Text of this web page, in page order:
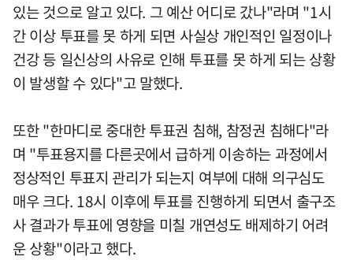
있는 것으로 알고 있다. 그 예산 어디로 갔나"라며 "1시
간 이상 투표를 못 하게 되면 사실상 개인적인 일정이나
건강 등 일신상의 사유로 인해 투표를 못 하게 되는 상황
이 발생할 수 있다"고 말했다.
또한 "한마디로 중대한 투표권 침해, 참정권 침해다"라
며 "투표용지를 다른곳에서 급하게 이송하는 과정에서
정상적인 투표지 관리가 되는지 여부에 대해 의구심도
매우 크다. 18시 이후에 투표를 진행하게 되면서 출구조
사 결과가 투표에 영향을 미칠 개연성도 배제하기 어려
운 상황"이라고 했다.